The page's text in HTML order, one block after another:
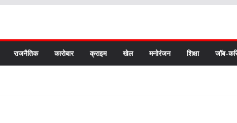
राजनैतिक कारोबार क्राइम खेल मनोरंजन शिक्षा जॉब-